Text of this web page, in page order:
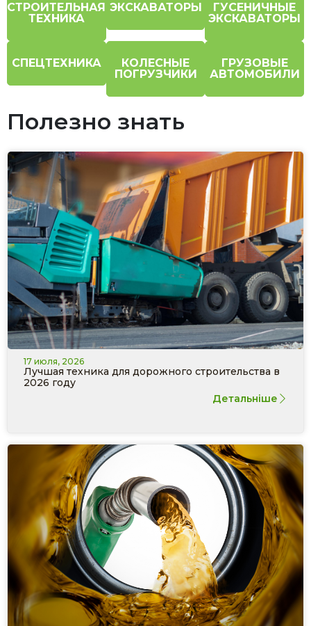
СТРОИТЕЛЬНАЯ
ТЕХНИКА
ЭКСКАВАТОРЫ
ГУСЕНИЧНЫЕ
ЭКСКАВАТОРЫ
СПЕЦТЕХНИКА
КОЛЕСНЫЕ
ПОГРУЗЧИКИ
ГРУЗОВЫЕ
АВТОМОБИЛИ
Полезно знать
17 июля, 2026
Лучшая техника для дорожного строительства в
2026 году
Детальніше